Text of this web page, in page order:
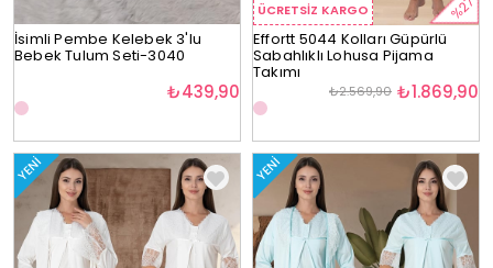
İsimli Pembe Kelebek 3'lu
Bebek Tulum Seti-3040
₺439,90
ÜCRETSIZ KARGO %27
Effortt 5044 Kolları Güpürlü
Sabahlıklı Lohusa Pijama
Takımı
₺1.869,90
₺2.569,90
YENI YENI